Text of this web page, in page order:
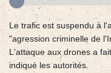
Le trafic est suspendu à
"agression criminelle de
L'attaque aux drones a
indiqué les autorités.